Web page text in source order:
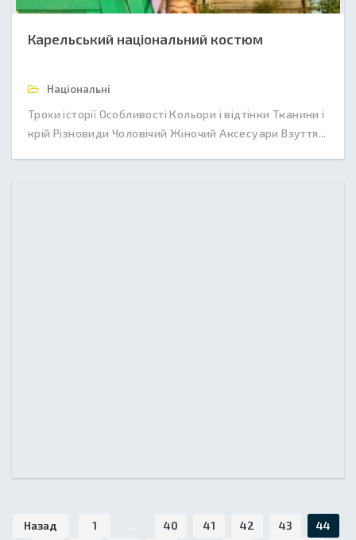
Карельський національний костюм
Національні
Трохи історії Особливості Кольори і відтінки Тканини і
крій Різновиди Чоловічий Жіночий Аксесуари Взуття...
Назад 1 40 41 42 43
44